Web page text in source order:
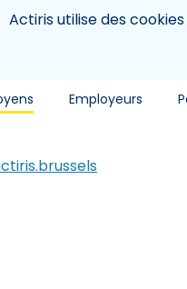
cookies
Actiris utilise des
Employeurs